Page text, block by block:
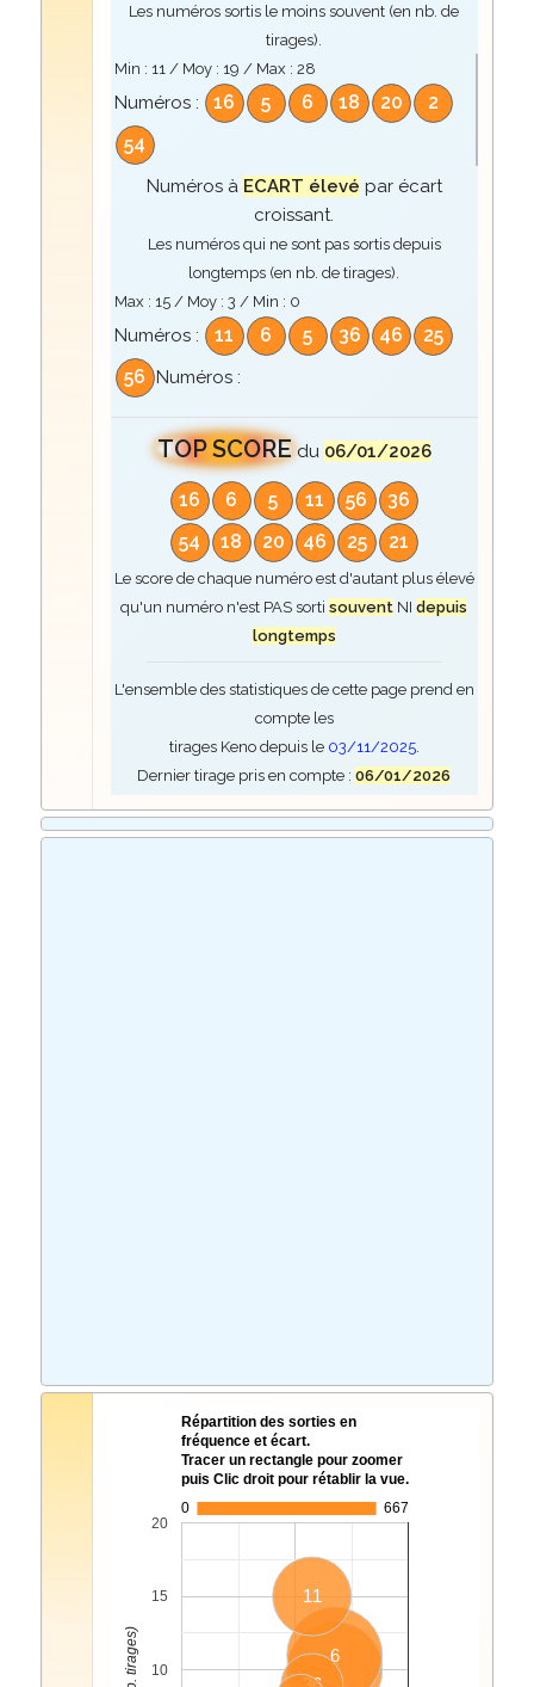
Les numéros sortis le moins souvent (en nb. de
tirages).
Min : 11/ Moy : 19 / Max : 28
Numéros : 16 5 6 18 20
2
54
Numéros à ECART élevé par écart
croissant.
Les numéros qui ne sont pas sortis depuis
longtemps (en nb. de tirages).
Max : 15/ Moy : 3 / Min : 0
Numéros : 11 6 5 36 46
25
56 Numéros :
TOP SCORE du 06/01/2026
16 6 5 11 56
36
54
18 20 46 25 21
Le score de chaque numéro est d'autant plus élevé
qu'un numéro n'est PAS sortisouvent NIdepuis
longtemps
L'ensemble des statistiques de cette page prend en
compte les
tirages Keno depuis le 03/11/2025.
Dernier tirage pris en compte :06/01/2026
Répartition des sorties en
fréquence et écart.
Tracer un rectangle pour zoomer
puis Clic droit pour rétablir la vue.
0
667
5
6
11
10
15
20